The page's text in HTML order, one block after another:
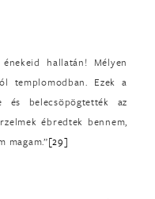
hallatán! Mélyen
templomodban. Ezek a
és belecsöpögtették az
ébredtek bennem,
magam.”[29]